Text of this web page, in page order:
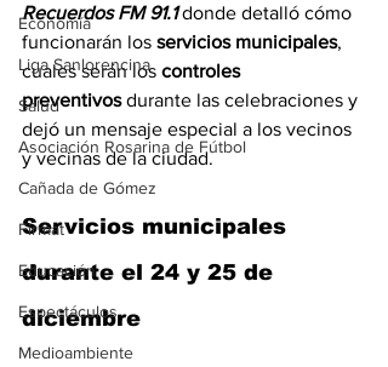
Economía
Liga Sanlorencina
Salud
Asociación Rosarina de Fútbol
Cañada de Gómez
Firmat
Educación
Espectáculos
Medioambiente
Recuerdos FM 91.1 donde detalló cómo
funcionarán los servicios municipales,
cuales serán los controles
preventivos durante las celebraciones y
dejó un mensaje especial a los vecinos
y vecinas de la ciudad.
Servicios municipales
durante el 24 y 25 de
diciembre